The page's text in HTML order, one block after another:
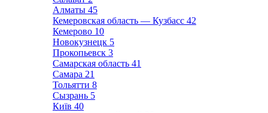
Алматы 45
Кемеровская область — Кузбасс 42
Кемерово 10
Новокузнецк 5
Прокопьевск 3
Самарская область 41
Самара 21
Тольятти 8
Сызрань 5
Київ 40